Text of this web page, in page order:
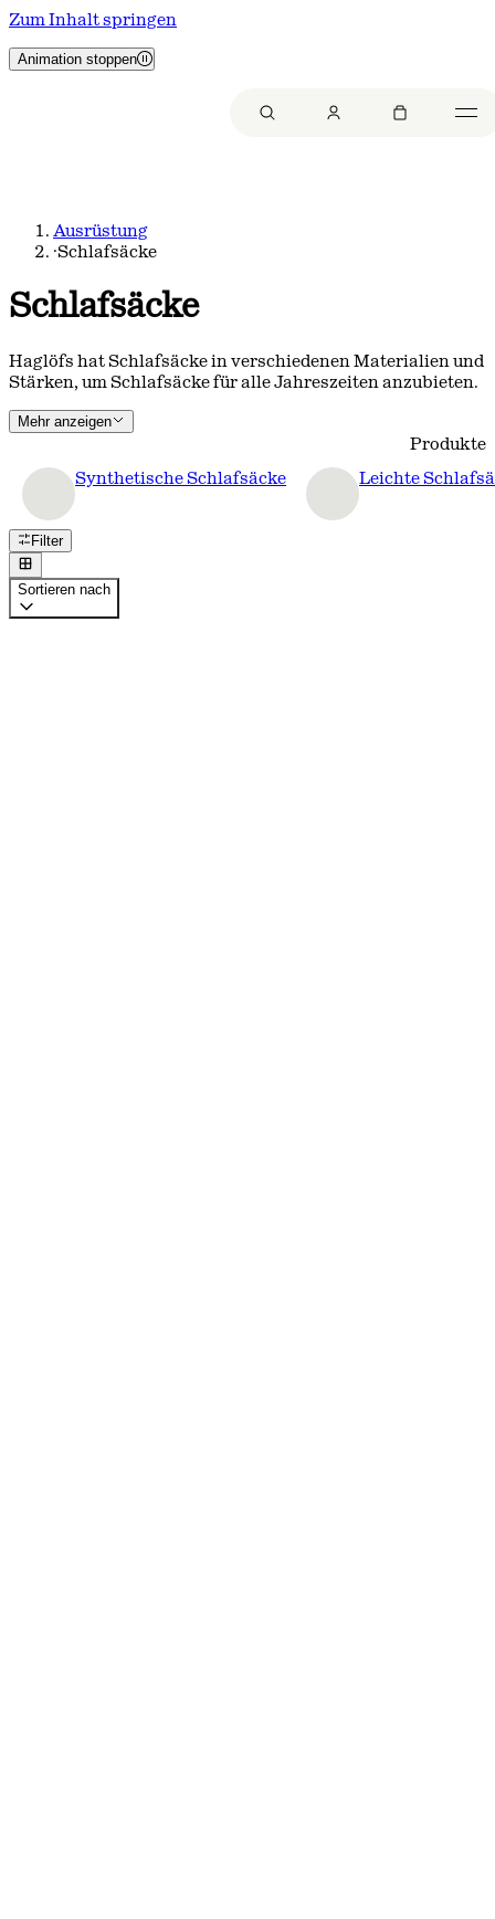
Zum Inhalt springen
Animation stoppen
Ausrüstung
·Schlafsäcke
Schlafsäcke
Haglöfs hat Schlafsäcke in verschiedenen Materialien und
Stärken, um Schlafsäcke für alle Jahreszeiten anzubieten.
Mehr anzeigen
Produkte
Synthetische Schlafsäcke
Leichte
Filter
Sortieren nach